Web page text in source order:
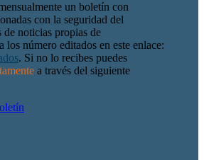
un boletín con
con la seguridad del
de noticias propias de
los número editados en este enlace:
. Si no lo recibes puedes
a través del siguiente